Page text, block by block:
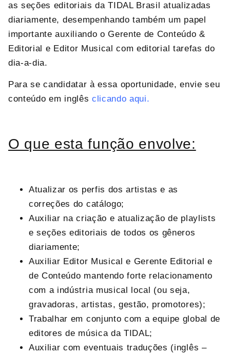
as seções editoriais da TIDAL Brasil atualizadas
diariamente, desempenhando também um papel
importante auxiliando o Gerente de Conteúdo &
Editorial e Editor Musical com editorial tarefas do
dia-a-dia.
Para se candidatar à essa oportunidade, envie seu
conteúdo em inglês clicando aqui.
O que esta função envolve:
Atualizar os perfis dos artistas e as
correções do catálogo;
Auxiliar na criação e atualização de playlists
e seções editoriais de todos os gêneros
diariamente;
Auxiliar Editor Musical e Gerente Editorial e
de Conteúdo mantendo forte relacionamento
com a indústria musical local (ou seja,
gravadoras, artistas, gestão, promotores);
Trabalhar em conjunto com a equipe global de
editores de música da TIDAL;
Auxiliar com eventuais traduções (inglês –